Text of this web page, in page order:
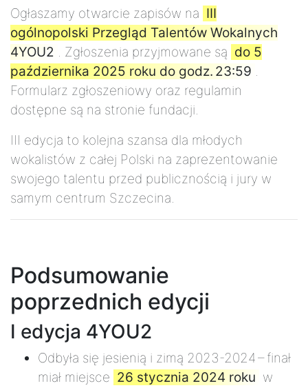
Ogłaszamy otwarcie zapisów na III
ogólnopolski Przegląd Talentów Wokalnych
4YOU2 . Zgłoszenia przyjmowane są do 5
października 2025 roku do godz. 23:59 .
Formularz zgłoszeniowy oraz regulamin
dostępne są na stronie fundacji.
III edycja to kolejna szansa dla młodych
wokalistów z całej Polski na zaprezentowanie
swojego talentu przed publicznością i jury w
samym centrum Szczecina.
Podsumowanie
poprzednich edycji
I edycja 4YOU2
Odbyła się jesienią i zimą 2023-2024 – finał
miał miejsce 26 stycznia 2024 roku w